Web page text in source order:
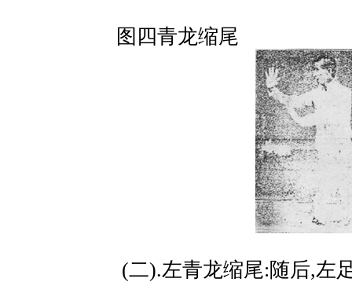
图四青龙缩尾
(二).左青龙缩尾:随后,左